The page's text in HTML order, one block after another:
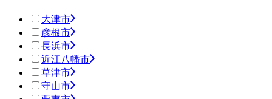
大津市
彦根市
長浜市
近江八幡市
草津市
守山市